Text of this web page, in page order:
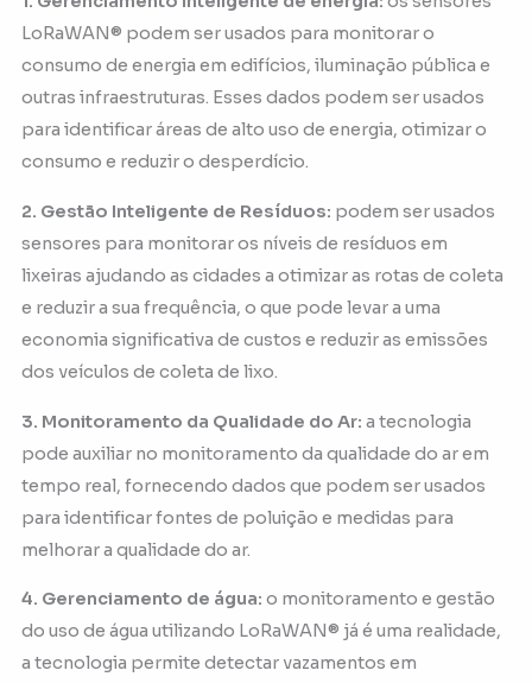
LoRaWAN® podem ser usados para monitorar o
consumo de energia em edifícios, iluminação pública e
outras infraestruturas. Esses dados podem ser usados
para identificar áreas de alto uso de energia, otimizar o
consumo e reduzir o desperdício.
2. Gestão Inteligente de Resíduos: podem ser usados
sensores para monitorar os níveis de resíduos em
lixeiras ajudando as cidades a otimizar as rotas de coleta
e reduzir a sua frequência, o que pode levar a uma
economia significativa de custos e reduzir as emissões
dos veículos de coleta de lixo.
3. Monitoramento da Qualidade do Ar: a tecnologia
pode auxiliar no monitoramento da qualidade do ar em
tempo real, fornecendo dados que podem ser usados
para identificar fontes de poluição e medidas para
melhorar a qualidade do ar.
4. Gerenciamento de água: o monitoramento e gestão
do uso de água utilizando LoRaWAN® já é uma realidade,
a tecnologia permite detectar vazamentos em